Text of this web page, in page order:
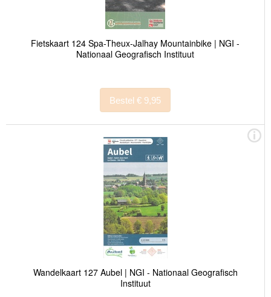
Fietskaart 124 Spa-Theux-Jalhay Mountainbike | NGI -
Nationaal Geografisch Instituut
Bestel € 9,95
Wandelkaart 127 Aubel | NGI - Nationaal Geografisch
Instituut